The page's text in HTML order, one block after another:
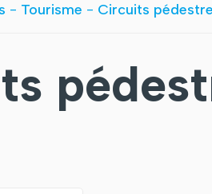
- Tourisme - Circuits